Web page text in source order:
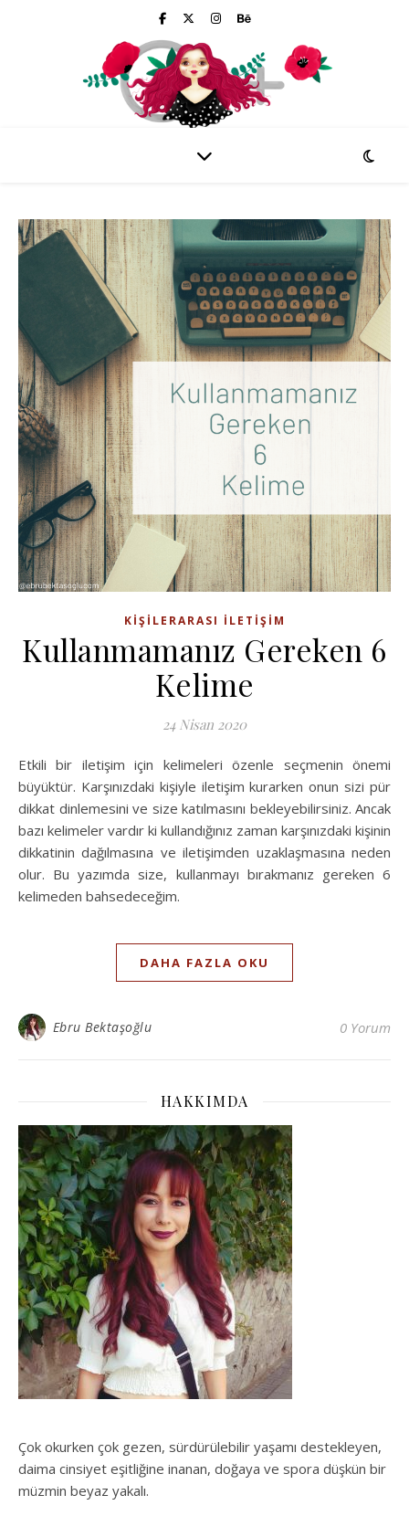
KIŞILERARASI İLETIŞIM
Kullanmamanız Gereken 6
Kelime
24 Nisan 2020
Etkili bir iletişim için kelimeleri özenle seçmenin önemi
büyüktür. Karşınızdaki kişiyle iletişim kurarken onun sizi pür
dikkat dinlemesini ve size katılmasını bekleyebilirsiniz. Ancak
bazı kelimeler vardır ki kullandığınız zaman karşınızdaki kişinin
dikkatinin dağılmasına ve iletişimden uzaklaşmasına neden
olur. Bu yazımda size, kullanmayı bırakmanız gereken 6
kelimeden bahsedeceğim.
DAHA FAZLA OKU
Ebru Bektaşoğlu 0 Yorum
HAKKIMDA
Çok okurken çok gezen, sürdürülebilir yaşamı destekleyen,
daima cinsiyet eşitliğine inanan, doğaya ve spora düşkün bir
müzmin beyaz yakalı.